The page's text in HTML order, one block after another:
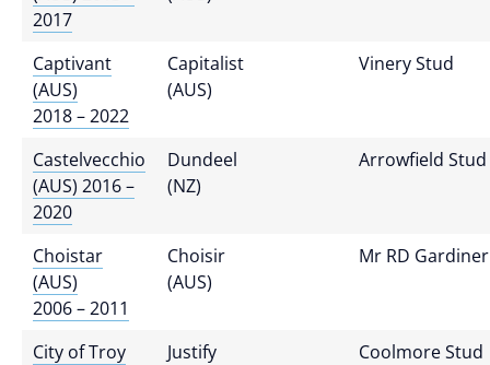
2017
Captivant
(AUS)
2018 – 2022
Capitalist
(AUS)
Vinery Stud
Castelvecchio
(AUS) 2016 –
2020
Dundeel
(NZ)
Arrowfield Stud
Choistar
(AUS)
2006 – 2011
Choisir
(AUS)
Mr RD Gardiner
City of Troy
Justify
Coolmore Stud